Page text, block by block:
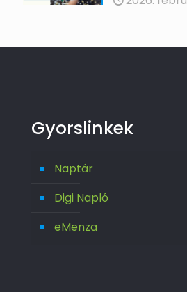
Gyorslinkek
Naptár
Digi Napló
eMenza